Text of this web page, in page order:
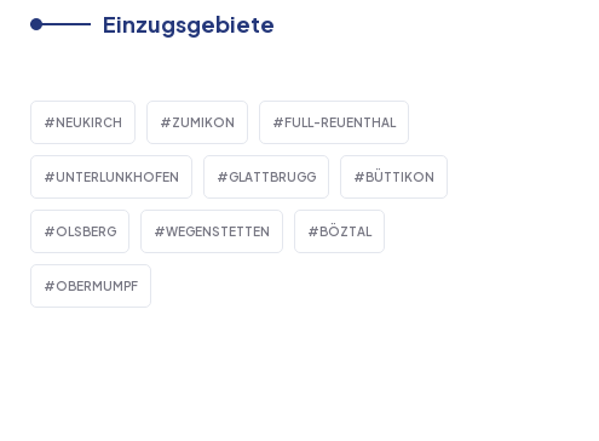
Einzugsgebiete
NEUKIRCH ZUMIKON FULL-REUENTHAL
UNTERLUNKHOFEN GLATTBRUGG BÜTTIKON
OLSBERG WEGENSTETTEN BÖZTAL
OBERMUMPF